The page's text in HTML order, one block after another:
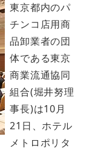
東京都内のパ
チンコ店用商
品卸業者の団
体である東京
商業流通協同
組合(堀井努理
事長)は10月
21日、ホテル
メトロポリタ